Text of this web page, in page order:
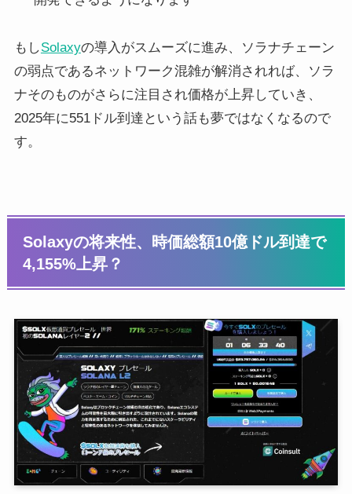
もしSolaxyの導入がスムーズに進み、ソラナチェーン
の弱点であるネットワーク混雑が解消されれば、ソラ
ナそのものがさらに注目され価格が上昇していき、
2025年に551ドル到達という話も夢ではなくなるので
す。
Solaxyの将来性、時価総額10億ドル到達で
4,155%上昇？